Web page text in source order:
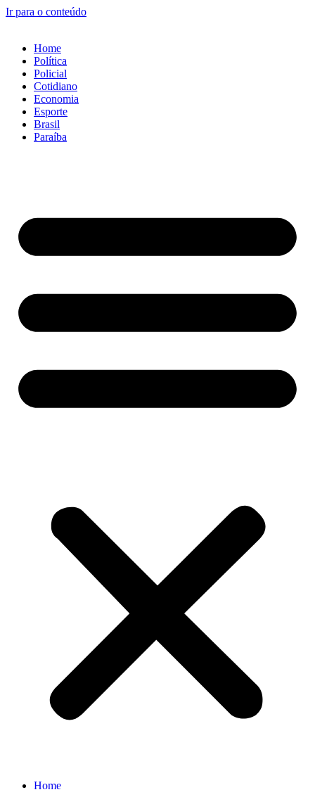
Ir para o conteúdo
Home
Política
Policial
Cotidiano
Economia
Esporte
Brasil
Paraíba
Home